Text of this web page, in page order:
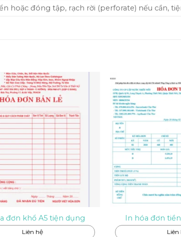
hoặc đóng tập, rạch rời (perforate) nếu cần,
đơn khổ A5 tiện dụng
Liên hệ
In hóa đơn
Liên